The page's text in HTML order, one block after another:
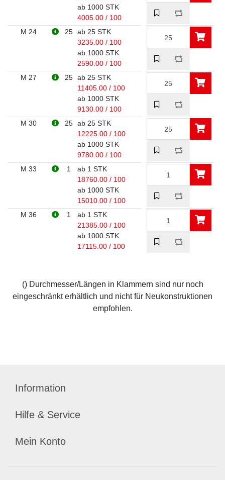
ab 1000 STK
4005.00 / 100
M 24
25 ab 25 STK
3235.00 / 100
ab 1000 STK
2590.00 / 100
M 27
25 ab 25 STK
11405.00 / 100
ab 1000 STK
9130.00 / 100
M 30
25 ab 25 STK
12225.00 / 100
ab 1000 STK
9780.00 / 100
M 33
1
ab 1 STK
18760.00 / 100
ab 1000 STK
15010.00 / 100
M 36
1
ab 1 STK
21385.00 / 100
ab 1000 STK
17115.00 / 100
() Durchmesser/Längen in Klammern sind nur noch
eingeschränkt erhältlich und nicht für Neukonstruktionen
empfohlen.
Information
Hilfe & Service
Mein Konto